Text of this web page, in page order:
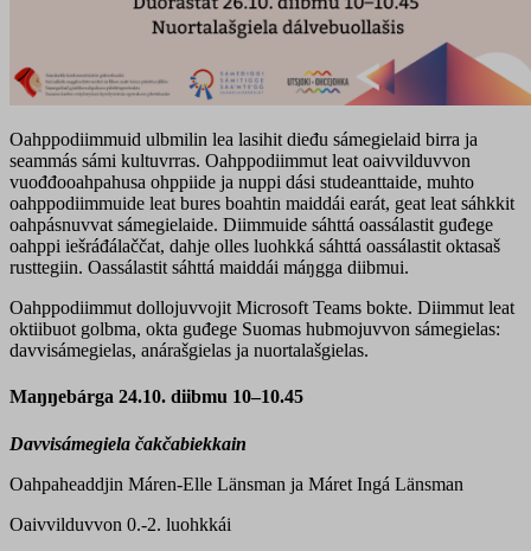
Oahppodiimmuid ulbmilin lea lasihit dieđu sámegielaid birra ja
seammás sámi kultuvrras. Oahppodiimmut leat oaivvilduvvon
vuođđooahpahusa ohppiide ja nuppi dási studeanttaide, muhto
oahppodiimmuide leat bures boahtin maiddái earát, geat leat sáhkkit
oahpásnuvvat sámegielaide. Diimmuide sáhttá oassálastit guđege
oahppi iešráđálaččat, dahje olles luohkká sáhttá oassálastit oktasaš
rusttegiin. Oassálastit sáhttá maiddái máŋgga diibmui.
Oahppodiimmut dollojuvvojit Microsoft Teams bokte. Diimmut leat
oktiibuot golbma, okta guđege Suomas hubmojuvvon sámegielas:
davvisámegielas, anárašgielas ja nuortalašgielas.
Maŋŋebárga 24.10. diibmu 10–10.45
Davvisámegiela čakčabiekkain
Oahpaheaddjin Máren-Elle Länsman ja Máret Ingá Länsman
Oaivvilduvvon 0.-2. luohkkái